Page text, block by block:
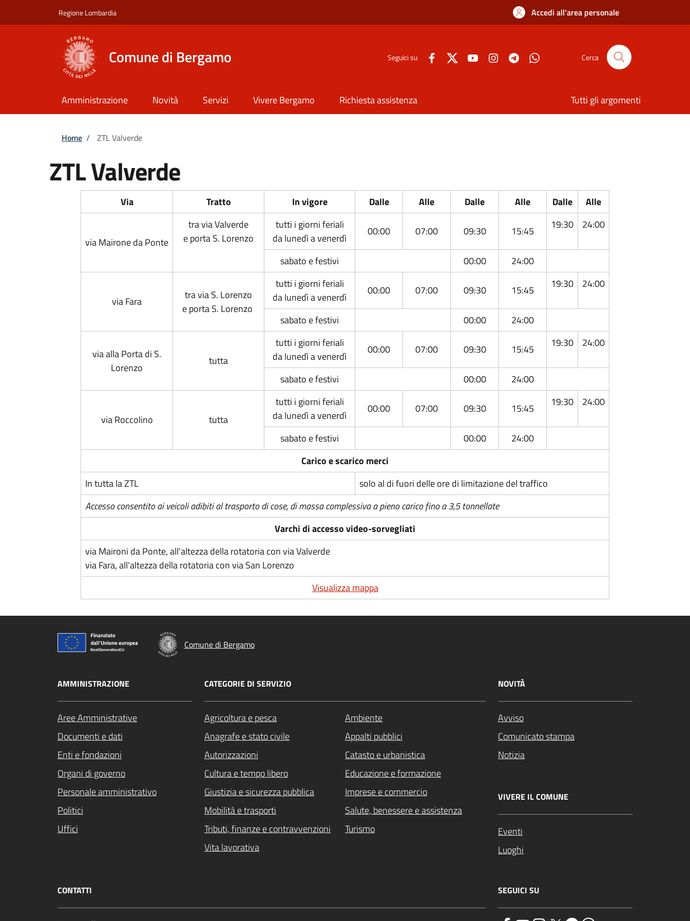
Regione Lombardia Accedi all'area personale
Comune di Bergamo Seguici su Cerca
Amministrazione Novità Servizi Vivere Bergamo Richiesta assistenza Tutti gli argomenti
Briciole di pane
Home / ZTL Valverde
ZTL Valverde
Via Tratto In vigore Dalle Alle Dalle Alle Dalle Alle
via Mairone da Ponte
tra via Valverde
e porta S. Lorenzo
tutti i giorni feriali
da lunedì a venerdì
00:00 07:00 09:30 15:45 19:30 24:00
sabato e festivi 00:00 24:00
via Fara
tra via S. Lorenzo
e porta S. Lorenzo
tutti i giorni feriali
da lunedì a venerdì
00:00 07:00 09:30 15:45 19:30 24:00
sabato e festivi 00:00 24:00
via alla Porta di S.
Lorenzo
tutta
tutti i giorni feriali
da lunedì a venerdì
00:00 07:00 09:30 15:45 19:30 24:00
sabato e festivi 00:00 24:00
via Roccolino tutta
tutti i giorni feriali
da lunedì a venerdì
00:00 07:00 09:30 15:45 19:30 24:00
sabato e festivi 00:00
24:00
Carico e scarico merci
In tutta la ZTL
solo al di fuori delle ore di limitazione del traffico
Accesso consentito ai veicoli adibiti al trasporto di cose, di massa complessiva a pieno carico fino a 3,5 tonnellate
Varchi di accesso video-sorvegliati
via Maironi da Ponte, all'altezza della rotatoria con via Valverde
via Fara, all'altezza della rotatoria con via San Lorenzo
Visualizza mappa
Comune di Bergamo
AMMINISTRAZIONE
Aree Amministrative
Documenti e dati
Enti e fondazioni
Organi di governo
Personale amministrativo
Politici
Uffici
CATEGORIE DI SERVIZIO
Agricoltura e pesca
Ambiente
Anagrafe e stato civile
Appalti pubblici
Autorizzazioni
Catasto e urbanistica
Cultura e tempo libero
Educazione e formazione
Giustizia e sicurezza pubblica
Imprese e commercio
Mobilità e trasporti
Salute, benessere e assistenza
Tributi, finanze e contravvenzioni
Turismo
Vita lavorativa
NOVITÀ
Avviso
Comunicato stampa
Notizia
VIVERE IL COMUNE
Eventi
Luoghi
CONTATTI SEGUICI SU